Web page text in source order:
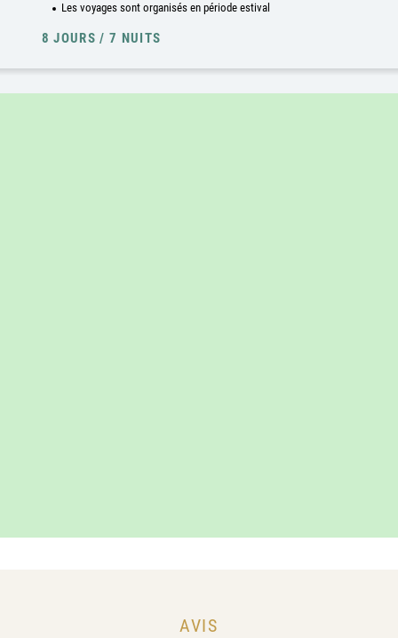
Les voyages sont organisés en période estival
8 JOURS / 7 NUITS
AVIS